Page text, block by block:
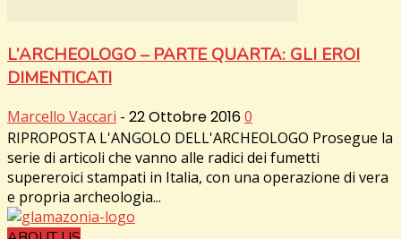
L’ARCHEOLOGO – PARTE QUARTA: GLI EROI
DIMENTICATI
Marcello Vaccari - 22 Ottobre 20160
RIPROPOSTA L'ANGOLO DELL'ARCHEOLOGO Prosegue la
serie di articoli che vanno alle radici dei fumetti
supereroici stampati in Italia, con una operazione di vera
e propria archeologia...